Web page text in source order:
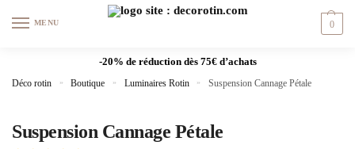
MENU 0
-20% de réduction dès 75€ d’achats
Déco rotin » Boutique » Luminaires Rotin » Suspension Cannage Pétale
Suspension Cannage Pétale